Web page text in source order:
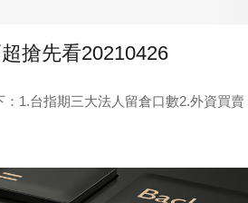
搶先看20210426
1.台指期三大法人留倉口數2.外資買賣